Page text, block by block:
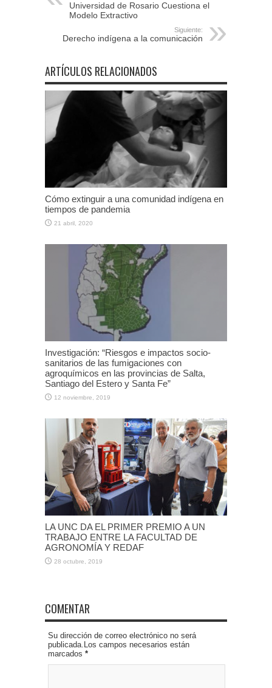
Universidad de Rosario Cuestiona el
Modelo Extractivo
Siguiente:
Derecho indígena a la comunicación
ARTÍCULOS RELACIONADOS
Cómo extinguir a una comunidad indígena en
tiempos de pandemia
21 abril, 2020
Investigación: “Riesgos e impactos socio-
sanitarios de las fumigaciones con
agroquímicos en las provincias de Salta,
Santiago del Estero y Santa Fe”
12 noviembre, 2019
LA UNC DA EL PRIMER PREMIO A UN
TRABAJO ENTRE LA FACULTAD DE
AGRONOMÍA Y REDAF
28 octubre, 2019
COMENTAR
Su dirección de correo electrónico no será
publicada.Los campos necesarios están
marcados *